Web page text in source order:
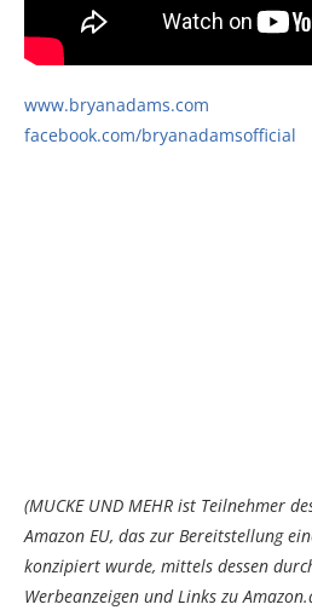
www.bryanadams.com
facebook.com/bryanadamsofficial
(MUCKE UND MEHR ist Teilnehmer
Amazon EU, das zur Bereitstellung
konzipiert wurde, mittels dessen
Werbeanzeigen und Links zu